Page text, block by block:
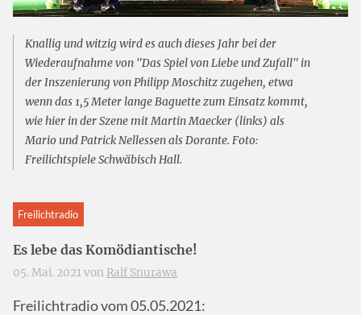
Knallig und witzig wird es auch dieses Jahr bei der
Wiederaufnahme von "Das Spiel von Liebe und Zufall" in
der Inszenierung von Philipp Moschitz zugehen, etwa
wenn das 1,5 Meter lange Baguette zum Einsatz kommt,
wie hier in der Szene mit Martin Maecker (links) als
Mario und Patrick Nellessen als Dorante. Foto:
Freilichtspiele Schwäbisch Hall.
Freilichtradio
Es lebe das Komödiantische!
05. Mai. 2021 von Ralf Snurawa
Freilichtradio vom 05.05.2021: